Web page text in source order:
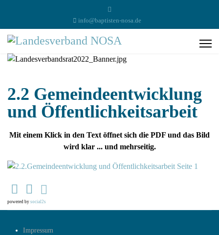
info@baptisten-nosa.de
2.2 Gemeindeentwicklung
und Öffentlichkeitsarbeit
Mit einem Klick in den Text öffnet sich die PDF und das Bild
wird klar ... und mehrseitig.
powered by social2s
Impressum